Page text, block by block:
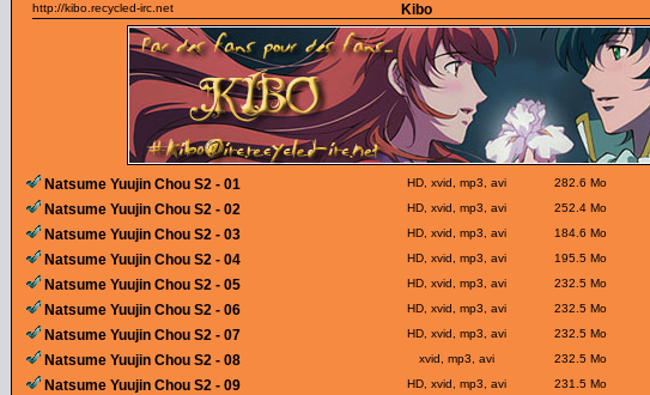
http://kibo.recycled-irc.net Kibo
Natsume Yuujin Chou S2 - 01 HD, xvid, mp3, avi 282.6 Mo
Natsume Yuujin Chou S2 - 02 HD, xvid, mp3, avi 252.4 Mo
Natsume Yuujin Chou S2 - 03 HD, xvid, mp3, avi 184.6 Mo
Natsume Yuujin Chou S2 - 04 HD, xvid, mp3, avi 195.5 Mo
Natsume Yuujin Chou S2 - 05 HD, xvid, mp3, avi 232.5 Mo
Natsume Yuujin Chou S2 - 06 HD, xvid, mp3, avi 232.5 Mo
Natsume Yuujin Chou S2 - 07 HD, xvid, mp3, avi 232.5 Mo
Natsume Yuujin Chou S2 - 08 xvid, mp3, avi 232.5 Mo
Natsume Yuujin Chou S2 - 09 HD, xvid, mp3, avi 231.5 Mo